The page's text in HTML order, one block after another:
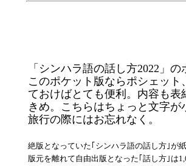
「シンハラ語の話し方2022」の
このポケット版ならポシェッ
ておけばとても便利。内容も
きめ。こちらはちょっと文字
旅行の際にはお忘れなく。
絶版となっていた｢シンハラ語の話し方｣が
版元を離れて自由出版となった｢話し方｣は